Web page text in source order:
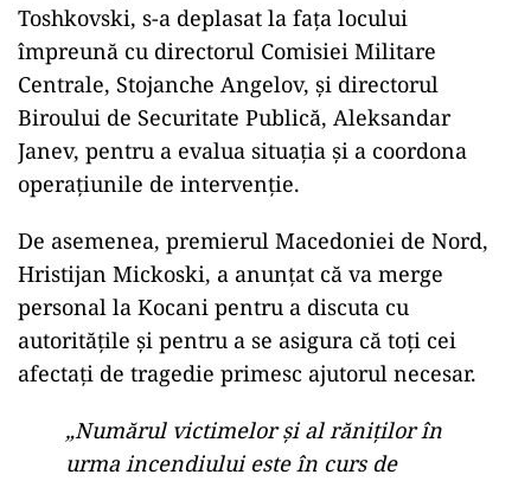
Toshkovski, s-a deplasat la fața locului
împreună cu directorul Comisiei Militare
Centrale, Stojanche Angelov, și directorul
Biroului de Securitate Publică, Aleksandar
Janev, pentru a evalua situația și a coordona
operațiunile de intervenție.
De asemenea, premierul Macedoniei de Nord,
Hristijan Mickoski, a anunțat că va merge
personal la Kocani pentru a discuta cu
autoritățile și pentru a se asigura că toți cei
afectați de tragedie primesc ajutorul necesar.
„Numărul victimelor și al răniților în
urma incendiului este în curs de